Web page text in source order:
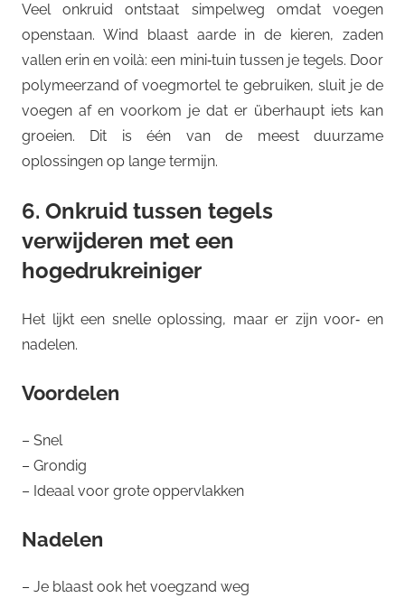
Veel onkruid ontstaat simpelweg omdat voegen
openstaan. Wind blaast aarde in de kieren, zaden
vallen erin en voilà: een mini‑tuin tussen je tegels. Door
polymeerzand of voegmortel te gebruiken, sluit je de
voegen af en voorkom je dat er überhaupt iets kan
groeien. Dit is één van de meest duurzame
oplossingen op lange termijn.
6. Onkruid tussen tegels
verwijderen met een
hogedrukreiniger
Het lijkt een snelle oplossing, maar er zijn voor‑ en
nadelen.
Voordelen
– Snel
– Grondig
– Ideaal voor grote oppervlakken
Nadelen
– Je blaast ook het voegzand weg